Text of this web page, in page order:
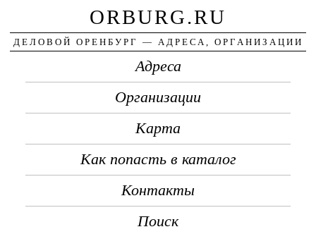
ORBURG.RU
ДЕЛОВОЙ ОРЕНБУРГ — АДРЕСА, ОРГАНИЗАЦИИ
Адреса
Организации
Карта
Как попасть в каталог
Контакты
Поиск